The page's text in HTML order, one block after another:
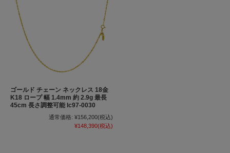
ゴールド チェーン ネックレス 18金
K18 ロープ 幅 1.4mm 約 2.9g 最長
45cm 長さ調整可能 lc97-0030
通常価格: ¥156,200(税込)
¥148,390(税込)